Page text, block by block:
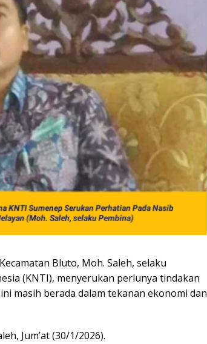
Bluto, Moh. Saleh, selaku
(KNTI), menyerukan perlunya tindakan
masih berada dalam tekanan ekonomi dan
Jum’at (30/1/2026).